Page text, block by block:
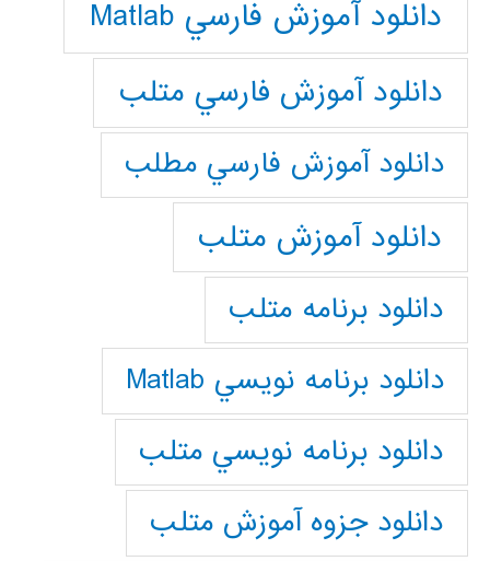
دانلود آموزش فارسي Matlab
دانلود آموزش فارسي متلب
دانلود آموزش فارسي مطلب
دانلود آموزش متلب
دانلود برنامه متلب
دانلود برنامه نويسي Matlab
دانلود برنامه نويسي متلب
دانلود جزوه آموزش متلب